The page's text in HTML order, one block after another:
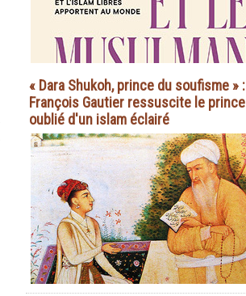
« Dara Shukoh, prince du soufisme » :
François Gautier ressuscite le prince
oublié d'un islam éclairé